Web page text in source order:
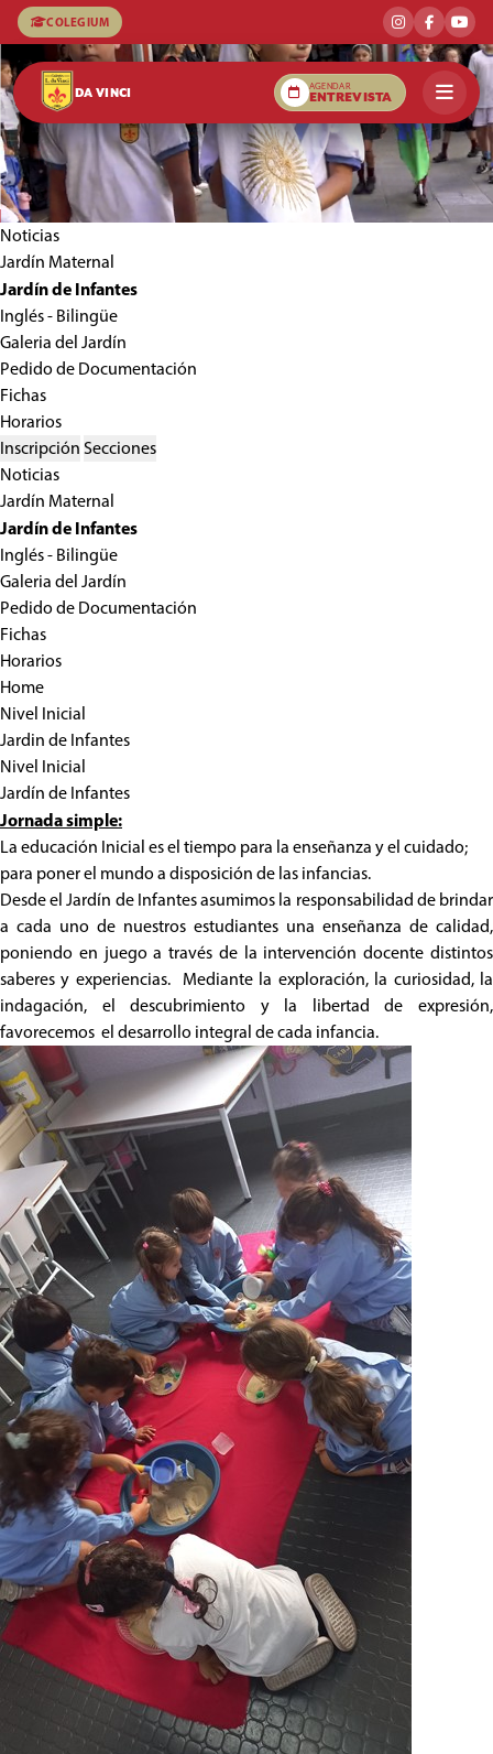
COLEGIUM
DA VINCI AGENDAR
ENTREVISTA
Noticias
Jardín Maternal
Jardín de Infantes
Inglés - Bilingüe
Galeria del Jardín
Pedido de Documentación
Fichas
Horarios
Inscripción Secciones
Noticias
Jardín Maternal
Jardín de Infantes
Inglés - Bilingüe
Galeria del Jardín
Pedido de Documentación
Fichas
Horarios
Home
Nivel Inicial
Jardin de Infantes
Nivel Inicial
Jardín de Infantes
Jornada simple:
La educación Inicial es el tiempo para la enseñanza y el cuidado;
para poner el mundo a disposición de las infancias.
Desde el Jardín de Infantes asumimos la responsabilidad de brindar
a cada uno de nuestros estudiantes una enseñanza de calidad,
poniendo en juego a través de la intervención docente distintos
saberes y experiencias. Mediante la exploración, la curiosidad, la
indagación, el descubrimiento y la libertad de expresión,
favorecemos el desarrollo integral de cada infancia.